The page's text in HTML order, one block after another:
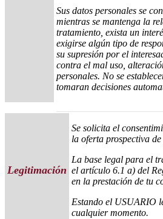
Sus datos personales se
mientras se mantenga la
tratamiento, exista un
exigirse algún tipo de
su supresión por el
contra el mal uso,
personales. No se
tomaran decisiones
Legitimación
Se solicita el
la oferta prospectiva
La base legal para el
el artículo 6.1 a) del
en la prestación de tu
Estando el USUARIO
cualquier momento.